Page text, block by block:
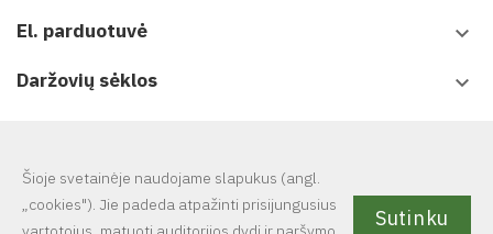
El. parduotuvė keyboard_arrow_down
Daržovių sėklos keyboard_arrow_down
Šioje svetainėje naudojame slapukus (angl.
„cookies"). Jie padeda atpažinti prisijungusius
Sutinku